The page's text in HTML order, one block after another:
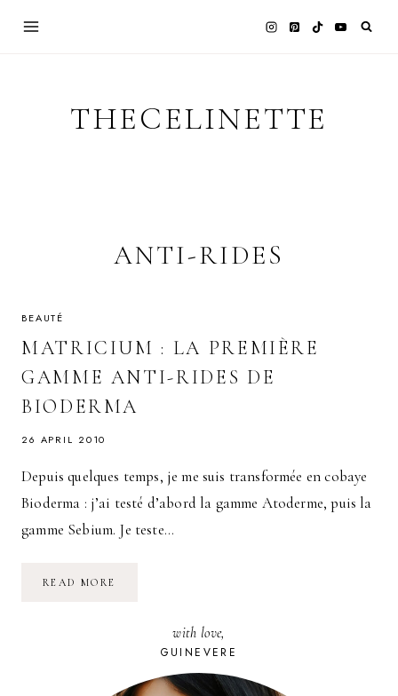
THECELINETTE
ANTI-RIDES
BEAUTÉ
MATRICIUM : LA PREMIÈRE
GAMME ANTI-RIDES DE
BIODERMA
26 APRIL 2010
Depuis quelques temps, je me suis transformée en cobaye
Bioderma : j’ai testé d’abord la gamme Atoderme, puis la
gamme Sebium. Je teste…
READ MORE
BIODERMA
with love,
GUINEVERE